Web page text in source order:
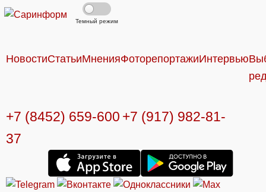
Темный режим
НовостиСтатьиМненияФоторепортажиИнтервью
+7 (8452) 659-600 +7 (917) 982-81-
37